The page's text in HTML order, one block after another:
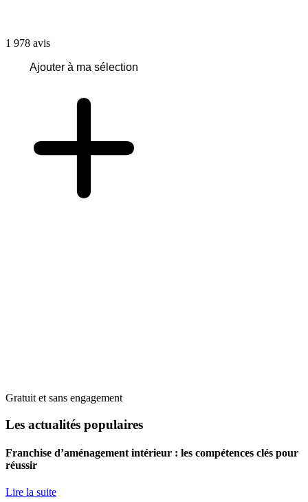
1 978 avis
Ajouter à ma sélection
Gratuit et sans engagement
Les actualités populaires
Franchise d’aménagement intérieur : les compétences clés pour
réussir
Lire la suite